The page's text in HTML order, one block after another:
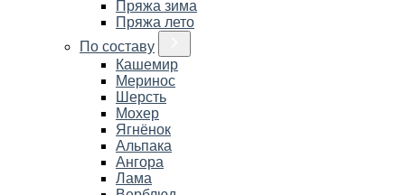
Пряжа зима
Пряжа лето
По составу
Кашемир
Меринос
Шерсть
Мохер
Ягнёнок
Альпака
Ангора
Лама